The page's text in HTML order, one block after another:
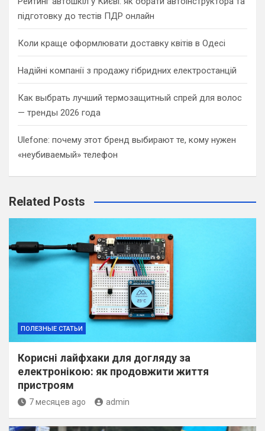
підготовку до тестів ПДР онлайн
Коли краще оформлювати доставку квітів в Одесі
Надійні компанії з продажу гібридних електростанцій
Как выбрать лучший термозащитный спрей для волос
— тренды 2026 года
Ulefone: почему этот бренд выбирают те, кому нужен
«неубиваемый» телефон
Related Posts
ПОЛЕЗНЫЕ СТАТЬИ
Корисні лайфхаки для догляду за
електронікою: як продовжити життя
пристроям
7 месяцев ago admin